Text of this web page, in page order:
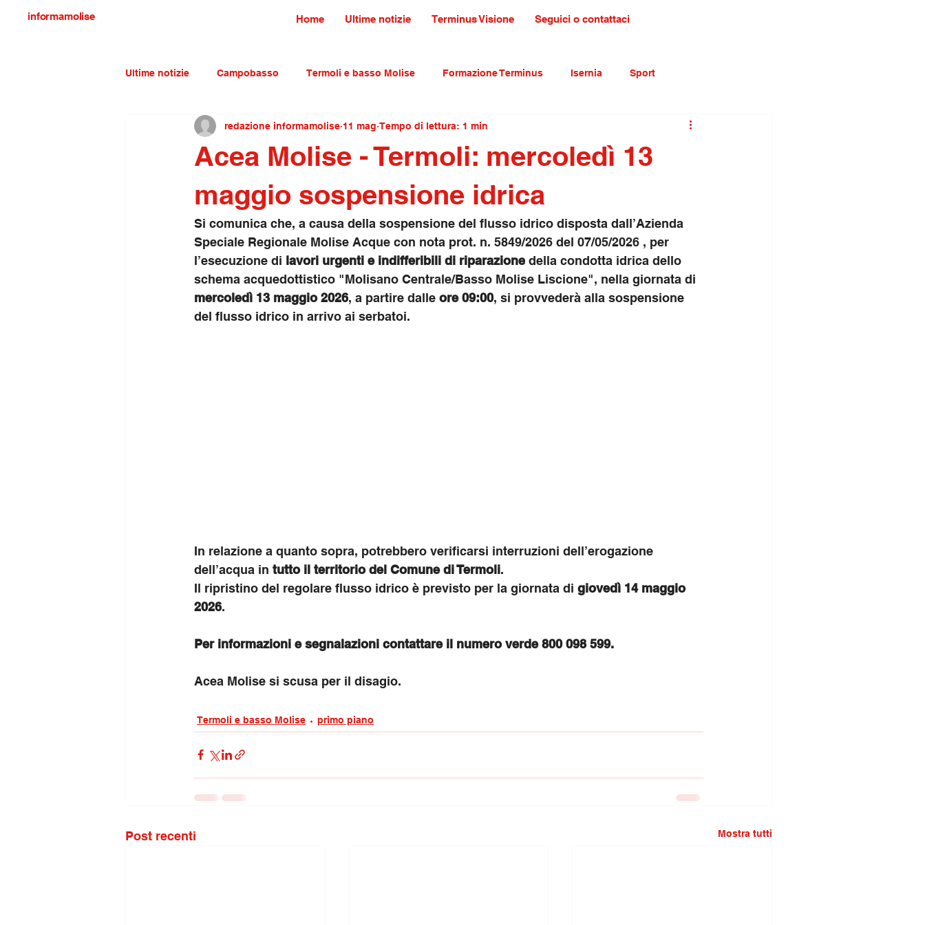
informamolise Home Ultime notizie Terminus Visione Seguici o contattaci
Ultime notizie Campobasso Termoli e basso Molise Formazione Terminus Isernia Sport
Economia e lavoro Molise cultura tradizioni e turismo primo piano
Acea Molise - Termoli: mercoledì 13
maggio sospensione idrica
redazione informamolise 11 mag Tempo di lettura: 1 min
Si comunica che, a causa della sospensione del flusso idrico disposta dall’Azienda
Speciale Regionale Molise Acque con nota prot. n. 5849/2026 del 07/05/2026 , per
l’esecuzione di lavori urgenti e indifferibili di riparazione della condotta idrica dello
schema acquedottistico "Molisano Centrale/Basso Molise Liscione", nella giornata di
mercoledì 13 maggio 2026, a partire dalle ore 09:00, si provvederà alla sospensione
del flusso idrico in arrivo ai serbatoi.
In relazione a quanto sopra, potrebbero verificarsi interruzioni dell’erogazione
dell’acqua in tutto il territorio del Comune di Termoli.
Il ripristino del regolare flusso idrico è previsto per la giornata di giovedì 14 maggio
2026.
Per informazioni e segnalazioni contattare il numero verde 800 098 599.
Acea Molise si scusa per il disagio.
Termoli e basso Molise primo piano
Post recenti Mostra tutti